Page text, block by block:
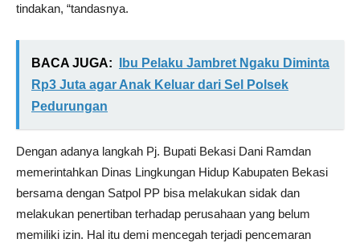
tindakan, “tandasnya.
BACA JUGA:
Ibu Pelaku Jambret Ngaku Diminta
Rp3 Juta agar Anak Keluar dari Sel Polsek
Pedurungan
Dengan adanya langkah Pj. Bupati Bekasi Dani Ramdan
memerintahkan Dinas Lingkungan Hidup Kabupaten Bekasi
bersama dengan Satpol PP bisa melakukan sidak dan
melakukan penertiban terhadap perusahaan yang belum
memiliki izin. Hal itu demi mencegah terjadi pencemaran